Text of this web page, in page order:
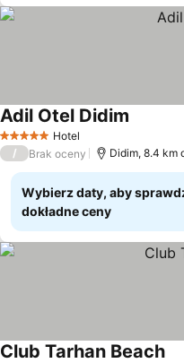
5 KategoriaHotel
Adil Otel Didim
/ Brak oceny Didim, 8.4 km
Wybierz daty, aby
dokładne ceny
Club Tarhan Beach